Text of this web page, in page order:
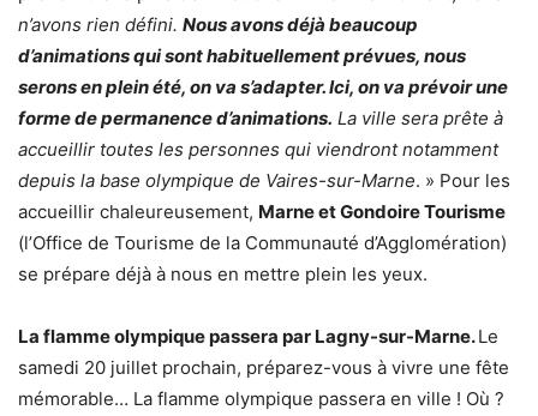
n’avons rien défini. Nous avons déjà beaucoup
d’animations qui sont habituellement prévues, nous
serons en plein été, on va s’adapter. Ici, on va prévoir une
forme de permanence d’animations. La ville sera prête à
accueillir toutes les personnes qui viendront notamment
depuis la base olympique de Vaires-sur-Marne. » Pour les
accueillir chaleureusement, Marne et Gondoire Tourisme
(l’Office de Tourisme de la Communauté d’Agglomération)
se prépare déjà à nous en mettre plein les yeux.
La flamme olympique passera par Lagny-sur-Marne.Le
samedi 20 juillet prochain, préparez-vous à vivre une fête
mémorable… La flamme olympique passera en ville ! Où ?